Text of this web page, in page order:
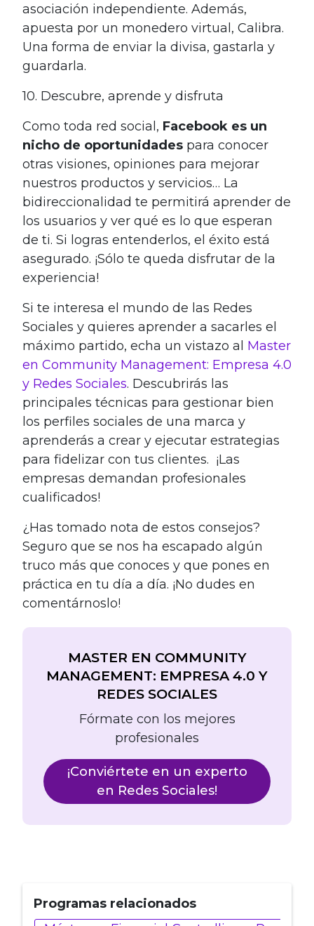
asociación independiente. Además,
apuesta por un monedero virtual, Calibra.
Una forma de enviar la divisa, gastarla y
guardarla.
10. Descubre, aprende y disfruta
Como toda red social, Facebook es un
nicho de oportunidades para conocer
otras visiones, opiniones para mejorar
nuestros productos y servicios… La
bidireccionalidad te permitirá aprender de
los usuarios y ver qué es lo que esperan
de ti. Si logras entenderlos, el éxito está
asegurado. ¡Sólo te queda disfrutar de la
experiencia!
Si te interesa el mundo de las Redes
Sociales y quieres aprender a sacarles el
máximo partido, echa un vistazo al Master
en Community Management: Empresa 4.0
y Redes Sociales. Descubrirás las
principales técnicas para gestionar bien
los perfiles sociales de una marca y
aprenderás a crear y ejecutar estrategias
para fidelizar con tus clientes. ¡Las
empresas demandan profesionales
cualificados!
¿Has tomado nota de estos consejos?
Seguro que se nos ha escapado algún
truco más que conoces y que pones en
práctica en tu día a día. ¡No dudes en
comentárnoslo!
MASTER EN COMMUNITY
MANAGEMENT: EMPRESA 4.0 Y
REDES SOCIALES
Fórmate con los mejores
profesionales
¡Conviértete en un experto
en Redes Sociales!
Programas relacionados